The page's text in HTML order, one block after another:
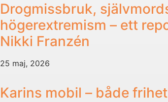
Drogmissbruk,
högerextremism – ett
Nikki Franzén
25 maj, 2026
Karins mobil – både